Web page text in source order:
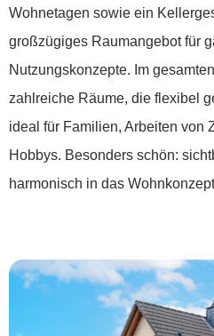
Wohnetagen sowie ein
großzügiges Raumangebot für
Nutzungskonzepte. Im
zahlreiche Räume, die flexibel
ideal für Familien, Arbeiten von
Hobbys. Besonders schön:
harmonisch in das